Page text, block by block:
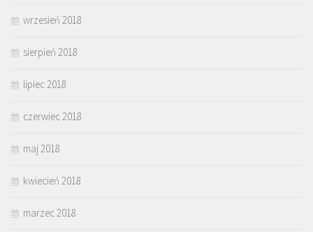
wrzesień 2018
sierpień 2018
lipiec 2018
czerwiec 2018
maj 2018
kwiecień 2018
marzec 2018